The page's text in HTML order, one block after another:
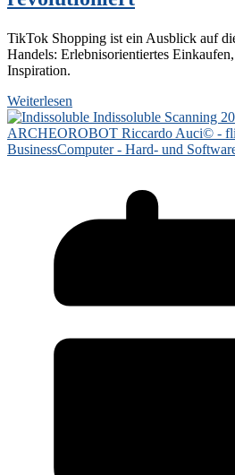
TikTok Shopping ist ein Ausblick auf
Handels: Erlebnisorientiertes
Inspiration.
Weiterlesen
BusinessComputer - Hard- und